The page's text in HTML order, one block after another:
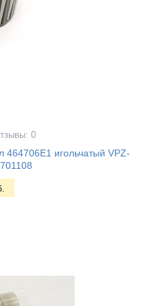
0
464706Е1 игольчатый VPZ-